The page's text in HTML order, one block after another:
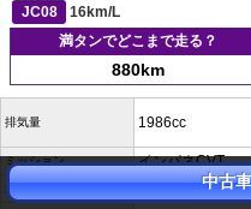
JC08
16km/L
満タンでどこまで走る？
880km
排気量 1986cc
ミッション インパネCVT
最大出力 152ps/6100rpm
中古